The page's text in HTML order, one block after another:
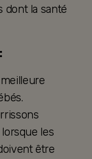
dont la santé
les
être